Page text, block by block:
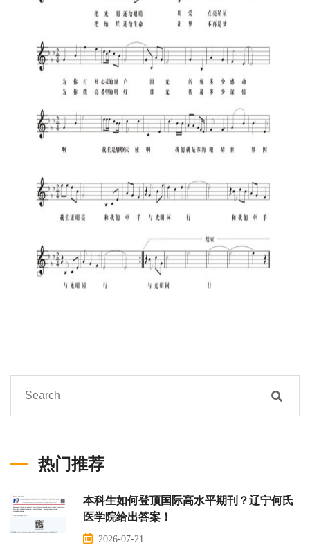
热门推荐
本科生如何登顶国际高水平期刊？辽宁何氏
医学院给出答案！
2026-07-21